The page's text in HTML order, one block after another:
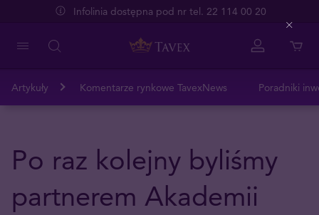
Infolinia dostępna pod nr tel. 22 114 00 20
Artykuły Komentarze rynkowe TavexNews Poradniki
Po raz kolejny byliśmy
partnerem Akademii
Close